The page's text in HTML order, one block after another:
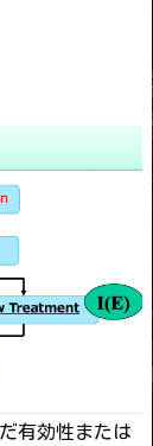
有効性または